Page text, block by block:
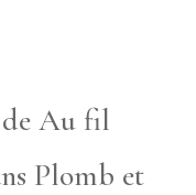
de Au fil
Plomb et